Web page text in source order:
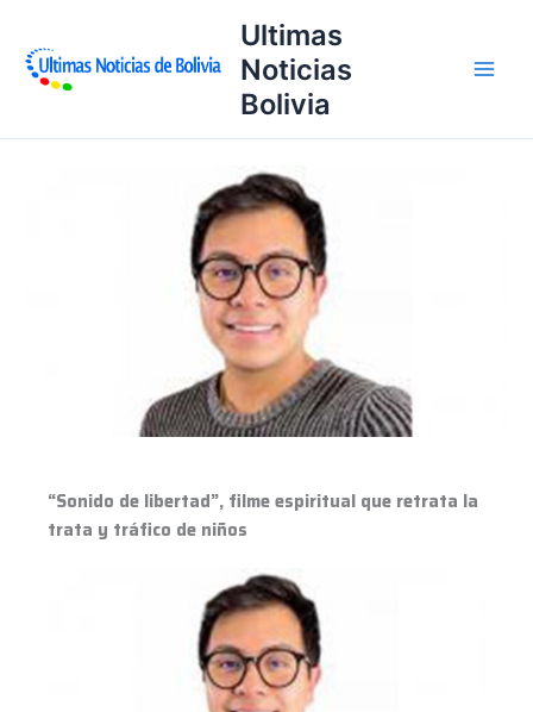
contenido
Ultimas
Noticias
Bolivia
“Sonido de libertad”, filme espiritual que retrata la
trata y tráfico de niños
niños